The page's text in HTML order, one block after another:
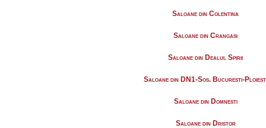
Saloane din Colentina
Saloane din Crangasi
Saloane din Dealul Spirii
Saloane din DN1-Sos. Bucuresti-
Saloane din Domnesti
Saloane din Dristor